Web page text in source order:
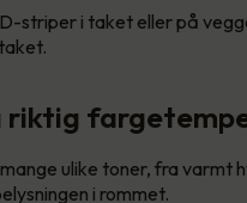
striper i taket eller på
riktig
ulike toner, fra varmt
i rommet.